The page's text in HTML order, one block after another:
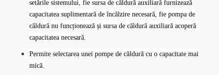
setările sistemului, fie sursa de căldură auxiliară furnizează
capacitatea suplimentară de încălzire necesară, fie pompa de
căldură nu funcționează și sursa de căldură auxiliară acoperă
capacitatea necesară.
Permite selectarea unei pompe de căldură cu o capacitate mai
mică.